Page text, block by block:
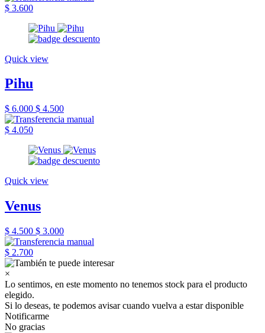
$ 3.600
Quick view
Pihu
$ 6.000 $ 4.500
$ 4.050
Quick view
Venus
$ 4.500 $ 3.000
$ 2.700
×
Lo sentimos, en este momento no tenemos stock para el producto
elegido.
Si lo deseas, te podemos avisar cuando vuelva a estar disponible
Notificarme
No gracias